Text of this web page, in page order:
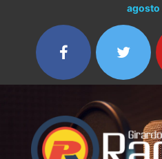
contenido
agosto